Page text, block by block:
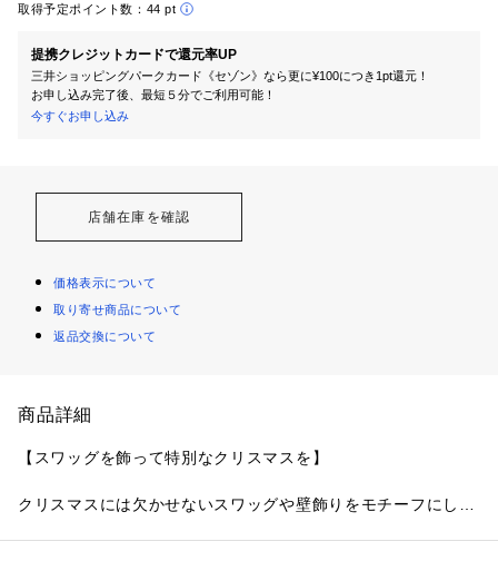
取得予定ポイント数： 44 pt
提携クレジットカードで還元率UP
三井ショッピングパークカード《セゾン》なら更に¥100につき1pt還元！
お申し込み完了後、最短５分でご利用可能！
今すぐお申し込み
店舗在庫を確認
価格表示について
取り寄せ商品について
返品交換について
商品詳細
【スワッグを飾って特別なクリスマスを】
クリスマスには欠かせないスワッグや壁飾りをモチーフにし